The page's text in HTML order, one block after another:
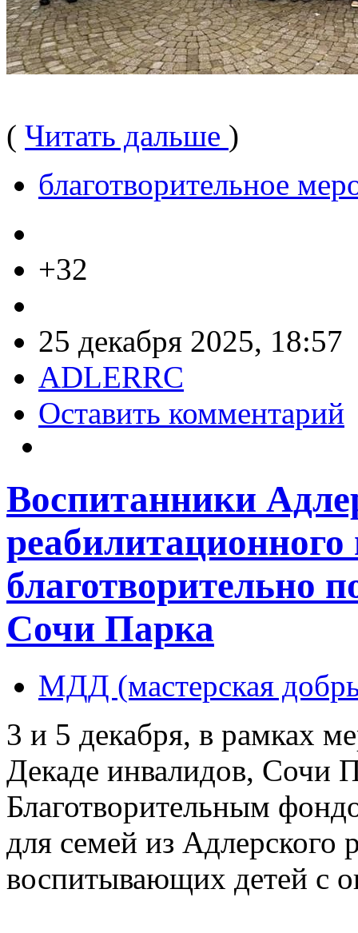
( Читать дальше )
благотворительное
+32
25 декабря 2025, 18:57
ADLERRC
Оставить комментарий
Воспитанники
реабилитационного
благотворительно
Сочи Парка
МДД (мастерская
3 и 5 декабря, в рамках
Декаде инвалидов, Сочи
Благотворительным
для семей из Адлерского
воспитывающих детей с